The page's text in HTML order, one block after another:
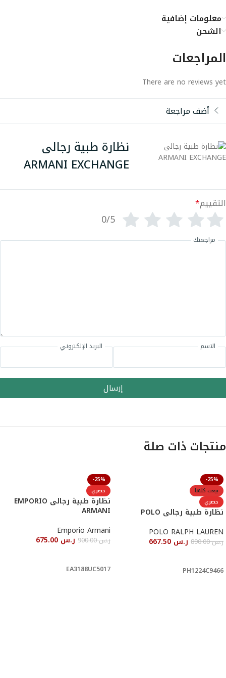
معلومات إضافية
الشحن
المراجعات
There are no reviews yet
أضف مراجعة
نظارة طبية رجالى
ARMANI EXCHANGE
التقييم*
0/5
مراجعتك
الاسم البريد الإلكتروني
إرسال
منتجات ذات صلة
-25%
بيعت كلها
حصري
نظارة طبية رجالى POLO
POLO RALPH LAUREN
ر.س890.00 ر.س
PH1224C9466
-25%
حصري
نظارة طبية رجالى EMPORIO
ARMANI
Emporio Armani
ر.س900.00 ر.س
EA3188UC5017